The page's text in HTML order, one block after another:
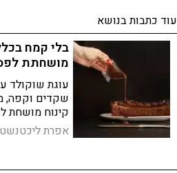
עוד כתבות בנושא
בלי קמח
מושחתת
עוגת שוקולד
שקדים וקפה,
קינוח מושחת
קמח
אפרת